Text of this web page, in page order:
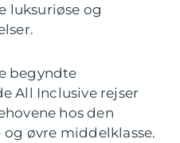
luksuriøse og
begyndte
All Inclusive rejser
hos den
øvre middelklasse.